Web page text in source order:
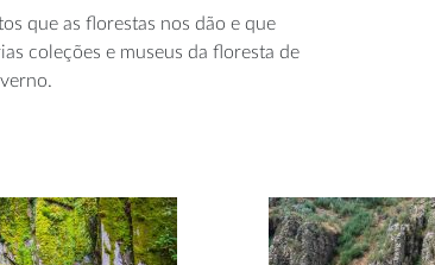
que as florestas nos dão e que
coleções e museus da floresta de